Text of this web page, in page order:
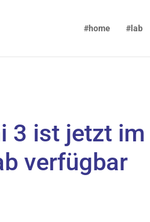
#home #lab
3 ist jetzt im
verfügbar